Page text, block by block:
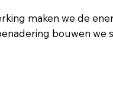
maken we de
bouwen we